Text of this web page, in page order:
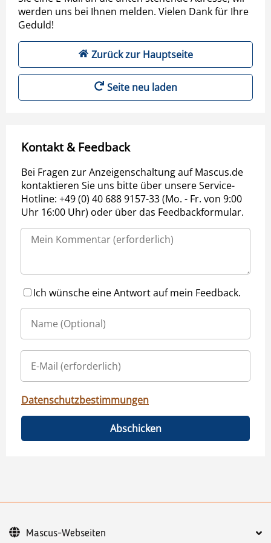
werden uns bei Ihnen melden. Vielen Dank für Ihre
Geduld!
Zurück zur Hauptseite
Seite neu laden
Kontakt & Feedback
Bei Fragen zur Anzeigenschaltung auf Mascus.de
kontaktieren Sie uns bitte über unsere Service-
Hotline: +49 (0) 40 688 9157-33 (Mo. - Fr. von 9:00
Uhr 16:00 Uhr) oder über das Feedbackformular.
Ich wünsche eine Antwort auf mein Feedback.
Datenschutzbestimmungen
Abschicken
Mascus-Webseiten